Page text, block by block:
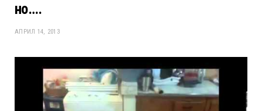
но….
АПРИЛ 14, 2013